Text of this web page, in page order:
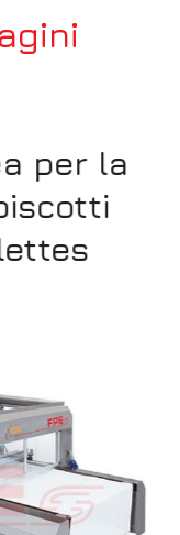
per la